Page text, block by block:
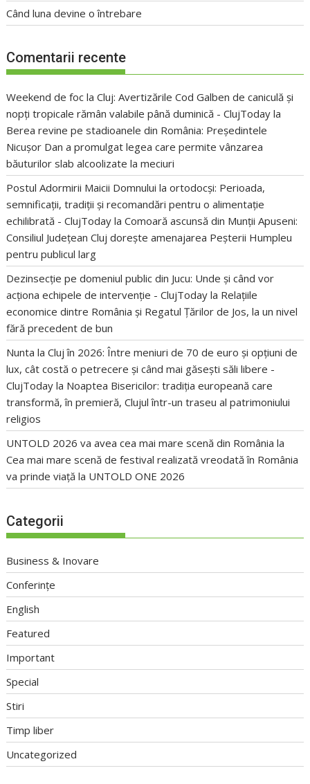
Când luna devine o întrebare
Comentarii recente
Weekend de foc la Cluj: Avertizările Cod Galben de caniculă și
nopți tropicale rămân valabile până duminică - ClujToday la
Berea revine pe stadioanele din România: Președintele
Nicușor Dan a promulgat legea care permite vânzarea
băuturilor slab alcoolizate la meciuri
Postul Adormirii Maicii Domnului la ortodocși: Perioada,
semnificații, tradiții și recomandări pentru o alimentație
echilibrată - ClujToday laComoară ascunsă din Munții Apuseni:
Consiliul Județean Cluj dorește amenajarea Peșterii Humpleu
pentru publicul larg
Dezinsecție pe domeniul public din Jucu: Unde și când vor
acționa echipele de intervenție - ClujToday la Relațiile
economice dintre România și Regatul Țărilor de Jos, la un nivel
fără precedent de bun
Nunta la Cluj în 2026: Între meniuri de 70 de euro și opțiuni de
lux, cât costă o petrecere și când mai găsești săli libere -
ClujToday la Noaptea Bisericilor: tradiția europeană care
transformă, în premieră, Clujul într-un traseu al patrimoniului
religios
UNTOLD 2026 va avea cea mai mare scenă din România la
Cea mai mare scenă de festival realizată vreodată în România
va prinde viață la UNTOLD ONE 2026
Categorii
Business & Inovare
Conferințe
English
Featured
Important
Special
Stiri
Timp liber
Uncategorized